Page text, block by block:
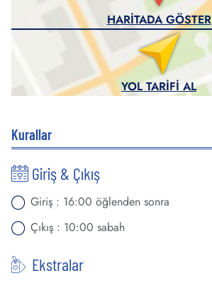
HARITADA GÖSTER
YOL TARIFI AL
Kurallar
Giriş & Çıkış
Giriş : 16:00 öğlenden sonra
Çıkış : 10:00 sabah
Ekstralar